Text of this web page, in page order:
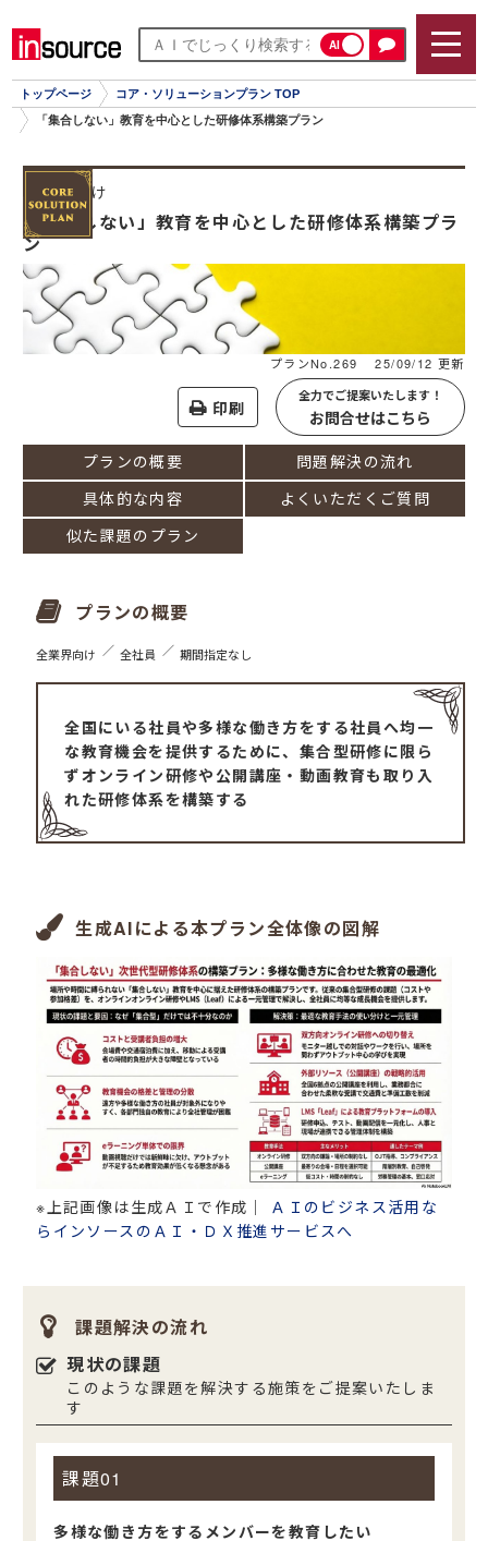
AI
トップページ
コア・ソリューションプラン TOP
「集合しない」教育を中心とした研修体系構築プラン
全社員向け
「集合しない」教育を中心とした研修体系構築プラ
ン
プランNo.269 25/09/12 更新
印刷
全力でご提案いたします！
お問合せはこちら
プランの概要
問題解決の流れ
具体的な内容
よくいただくご質問
似た課題のプラン
プランの概要
全業界向け 全社員 期間指定なし
全国にいる社員や多様な働き方をする社員へ均一
な教育機会を提供するために、集合型研修に限ら
ずオンライン研修や公開講座・動画教育も取り入
れた研修体系を構築する
生成AIによる本プラン全体像の図解
※上記画像は生成ＡＩで作成｜ ＡＩのビジネス活用な
らインソースのＡＩ・ＤＸ推進サービスへ
課題解決の流れ
現状の課題
このような課題を解決する施策をご提案いたしま
す
課題
多様な働き方をするメンバーを教育したい